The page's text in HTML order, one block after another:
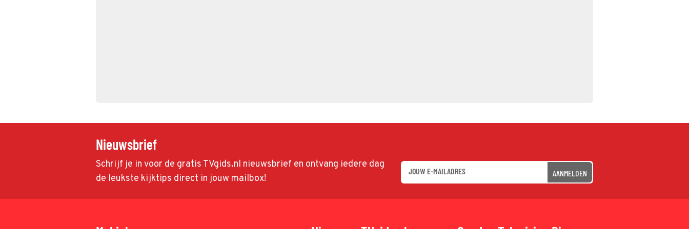
Nieuwsbrief
Schrijf je in voor de gratis TVgids.nl nieuwsbrief en ontvang iedere dag
de leukste kijktips direct in jouw mailbox!
AANMELDEN